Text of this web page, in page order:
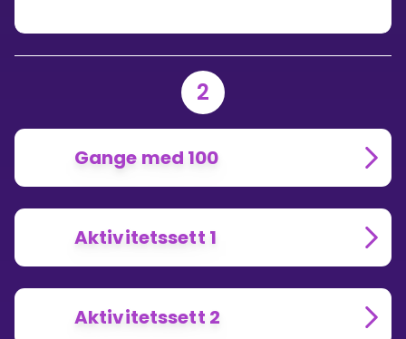
2
Gange med 100
Aktivitetssett 1
Aktivitetssett 2